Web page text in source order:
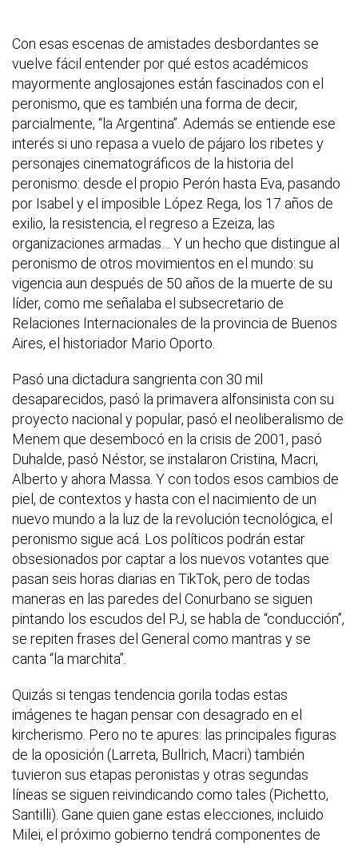
Con esas escenas de amistades desbordantes se
vuelve fácil entender por qué estos académicos
mayormente anglosajones están fascinados con el
peronismo, que es también una forma de decir,
parcialmente, “la Argentina”. Además se entiende ese
interés si uno repasa a vuelo de pájaro los ribetes y
personajes cinematográficos de la historia del
peronismo: desde el propio Perón hasta Eva, pasando
por Isabel y el imposible López Rega, los 17 años de
exilio, la resistencia, el regreso a Ezeiza, las
organizaciones armadas… Y un hecho que distingue al
peronismo de otros movimientos en el mundo: su
vigencia aun después de 50 años de la muerte de su
líder, como me señalaba el subsecretario de
Relaciones Internacionales de la provincia de Buenos
Aires, el historiador Mario Oporto.
Pasó una dictadura sangrienta con 30 mil
desaparecidos, pasó la primavera alfonsinista con su
proyecto nacional y popular, pasó el neoliberalismo de
Menem que desembocó en la crisis de 2001, pasó
Duhalde, pasó Néstor, se instalaron Cristina, Macri,
Alberto y ahora Massa. Y con todos esos cambios de
piel, de contextos y hasta con el nacimiento de un
nuevo mundo a la luz de la revolución tecnológica, el
peronismo sigue acá. Los políticos podrán estar
obsesionados por captar a los nuevos votantes que
pasan seis horas diarias en TikTok, pero de todas
maneras en las paredes del Conurbano se siguen
pintando los escudos del PJ, se habla de “conducción”,
se repiten frases del General como mantras y se
canta “la marchita”.
Quizás si tengas tendencia gorila todas estas
imágenes te hagan pensar con desagrado en el
kircherismo. Pero no te apures: las principales figuras
de la oposición (Larreta, Bullrich, Macri) también
tuvieron sus etapas peronistas y otras segundas
líneas se siguen reivindicando como tales (Pichetto,
Santilli). Gane quien gane estas elecciones, incluido
Milei, el próximo gobierno tendrá componentes de